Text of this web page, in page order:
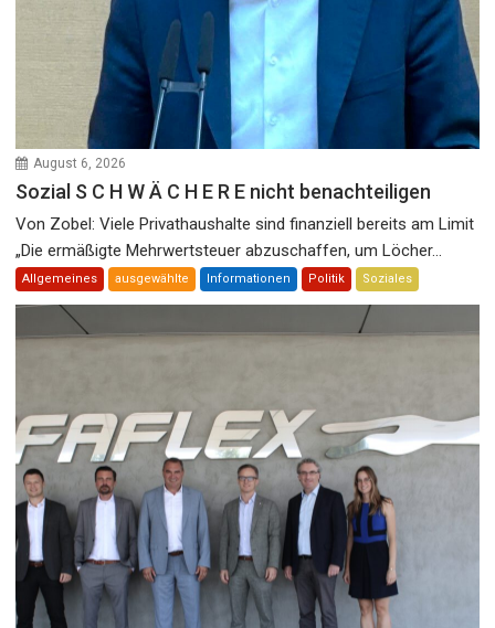
August 6, 2026
Sozial S C H W Ä C H E R E nicht benachteiligen
Von Zobel: Viele Privathaushalte sind finanziell bereits am Limit
„Die ermäßigte Mehrwertsteuer abzuschaffen, um Löcher...
Allgemeines ausgewählte Informationen Politik Soziales